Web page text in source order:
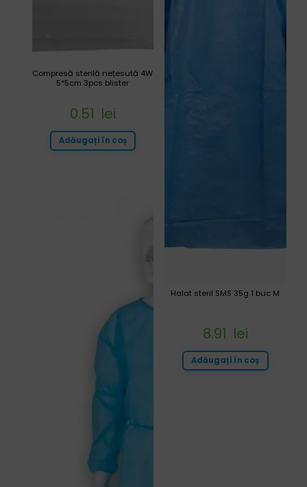
Halat steril SMS 35g 1 buc M
8.91 lei
Adăugați în coș
Compresă sterilă nețesută 4W
5*5cm 3pcs blister
0.51 lei
Adăugați în coș